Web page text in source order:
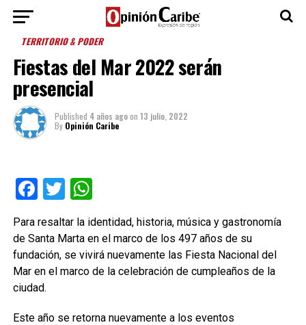
TERRITORIO & PODER
Fiestas del Mar 2022 serán
presencial
Published 4 años agoon 13 julio, 2022
By Opinión Caribe
Facebook
TwitterWhatsApp
Para resaltar la identidad, historia, música y gastronomía
de Santa Marta en el marco de los 497 años de su
fundación, se vivirá nuevamente las Fiesta Nacional del
Mar en el marco de la celebración de cumpleaños de la
ciudad.
Este año se retorna nuevamente a los eventos